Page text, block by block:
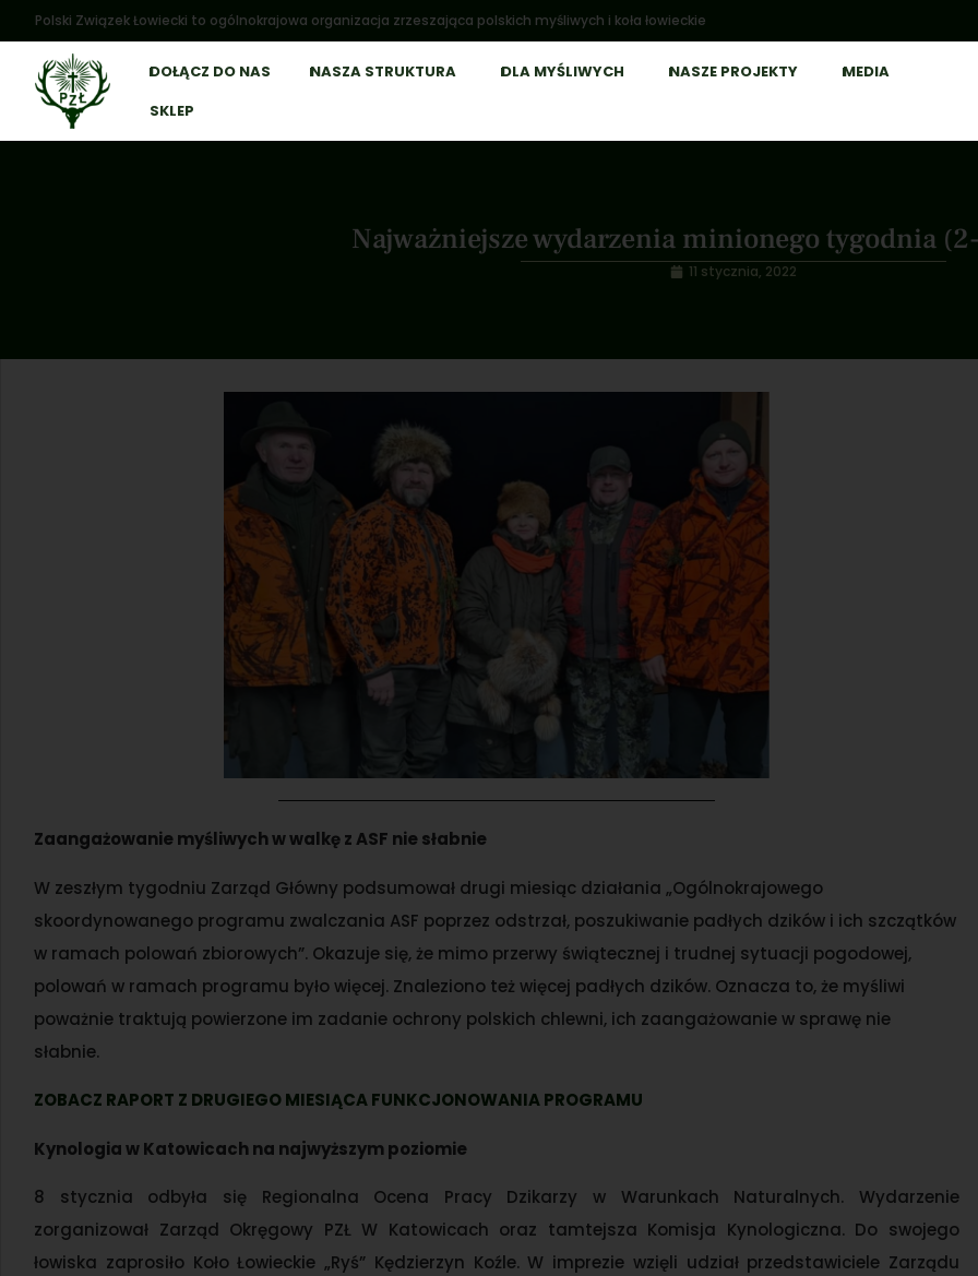
Polski Związek Łowiecki to ogólnokrajowa organizacja zrzeszająca polskich myśliwych i koła łowieckie
DOŁĄCZ DO NAS NASZA STRUKTURA DLA MYŚLIWYCH NASZE PROJEKTY
MEDIA
SKLEP
Najważniejsze wydarzenia minionego tygodnia
11 stycznia, 2022
Zaangażowanie myśliwych w walkę z ASF nie słabnie
W zeszłym tygodniu Zarząd Główny podsumował drugi miesiąc działania „Ogólnokrajowego
skoordynowanego programu zwalczania ASF poprzez odstrzał, poszukiwanie padłych dzików i ich szczątków
w ramach polowań zbiorowych”. Okazuje się, że mimo przerwy świątecznej i trudnej sytuacji pogodowej,
polowań w ramach programu było więcej. Znaleziono też więcej padłych dzików. Oznacza to, że myśliwi
poważnie traktują powierzone im zadanie ochrony polskich chlewni, ich zaangażowanie w sprawę nie
słabnie.
ZOBACZ RAPORT Z DRUGIEGO MIESIĄCA FUNKCJONOWANIA PROGRAMU
Kynologia w Katowicach na najwyższym poziomie
8 stycznia odbyła się Regionalna Ocena Pracy Dzikarzy w Warunkach Naturalnych. Wydarzenie
zorganizował Zarząd Okręgowy PZŁ W Katowicach oraz tamtejsza Komisja Kynologiczna. Do swojego
łowiska zaprosiło Koło Łowieckie „Ryś” Kędzierzyn Koźle. W imprezie wzięli udział przedstawiciele Zarządu